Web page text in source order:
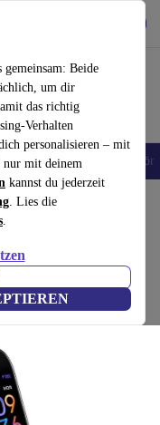
gemeinsam: Beide
um dir
das richtig
Verhalten
personalisieren – mit
mit deinem
kannst du jederzeit
. Lies die
.
Smartwatches Zubehör